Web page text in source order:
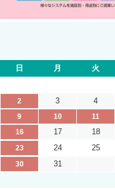
日 月 火
2
3 4
9
10 11
16
17 18
23
24 25
30
31